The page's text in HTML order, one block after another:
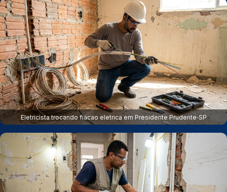
Eletricista trocando fiacao eletrica em Presidente Prudente‑SP